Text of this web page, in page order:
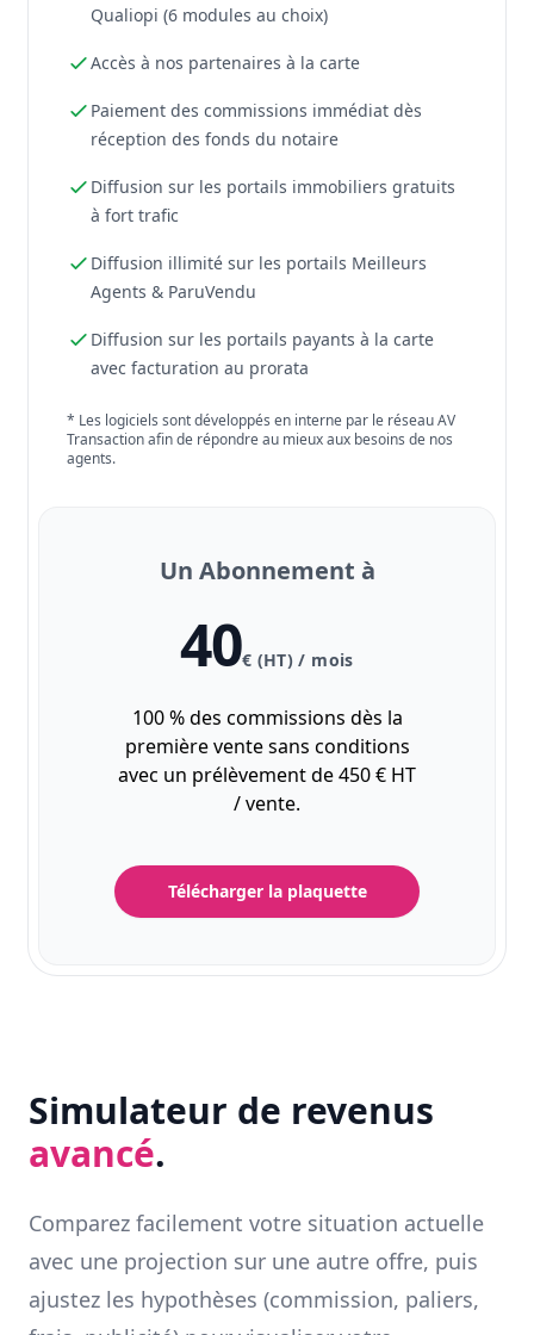
Qualiopi (6 modules au choix)
Accès à nos partenaires à la carte
Paiement des commissions immédiat dès
réception des fonds du notaire
Diffusion sur les portails immobiliers gratuits
à fort trafic
Diffusion illimité sur les portails Meilleurs
Agents & ParuVendu
Diffusion sur les portails payants à la carte
avec facturation au prorata
* Les logiciels sont développés en interne par le réseau AV
Transaction afin de répondre au mieux aux besoins de nos
agents.
Un Abonnement à
40€ (HT) / mois
100 % des commissions dès la
première vente sans conditions
avec un prélèvement de 450 € HT
/ vente.
Télécharger la plaquette
Simulateur de revenus
avancé.
Comparez facilement votre situation actuelle
avec une projection sur une autre offre, puis
ajustez les hypothèses (commission, paliers,